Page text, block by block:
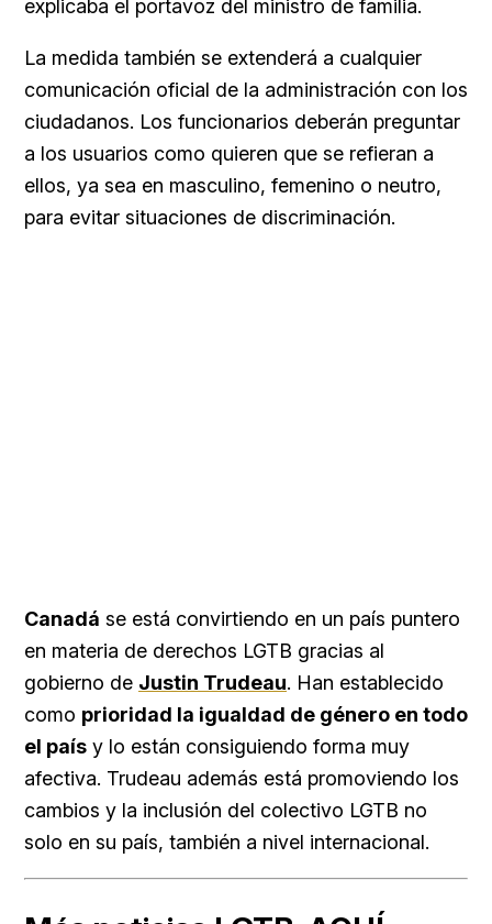
explicaba el portavoz del ministro de familia.
La medida también se extenderá a cualquier
comunicación oficial de la administración con los
ciudadanos. Los funcionarios deberán preguntar
a los usuarios como quieren que se refieran a
ellos, ya sea en masculino, femenino o neutro,
para evitar situaciones de discriminación.
Canadá se está convirtiendo en un país puntero
en materia de derechos LGTB gracias al
gobierno de Justin Trudeau. Han establecido
como prioridad la igualdad de género en todo
el país y lo están consiguiendo forma muy
afectiva. Trudeau además está promoviendo los
cambios y la inclusión del colectivo LGTB no
solo en su país, también a nivel internacional.